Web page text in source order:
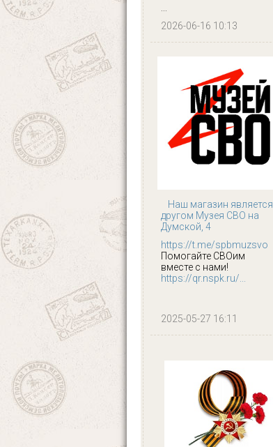
...
2026-06-16 10:13
Наш магазин является
другом Музея СВО на
Думской, 4
https://t.me/spbmuzsvo
Помогайте СВОим
вместе с нами!
https://qr.nspk.ru/...
2025-05-27 16:11